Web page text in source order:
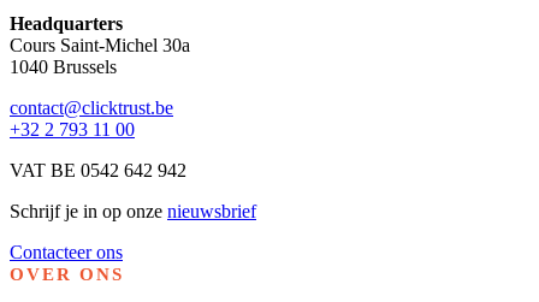
Headquarters
Cours Saint-Michel 30a
1040 Brussels
contact@clicktrust.be
+32 2 793 11 00
VAT BE 0542 642 942
Schrijf je in op onze nieuwsbrief
Contacteer ons
OVER ONS